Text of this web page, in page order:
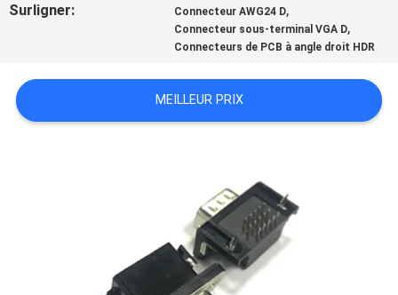
DEMANDEZ
CITATION
Surligner: Connecteur AWG24 D,
Connecteur sous-terminal VGA D,
Connecteurs de PCB à angle droit HDR
MEILLEUR PRIX